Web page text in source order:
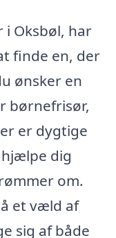
i Oksbøl, har
finde en, der
ønsker en
børnefrisør,
er dygtige
dig
om.
et væld af
sig af både